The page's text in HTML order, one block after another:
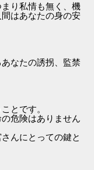
り私情も無く、機
はあなたの身の安
なたの誘拐、監禁
とです。
険はありません
にとっての鍵と